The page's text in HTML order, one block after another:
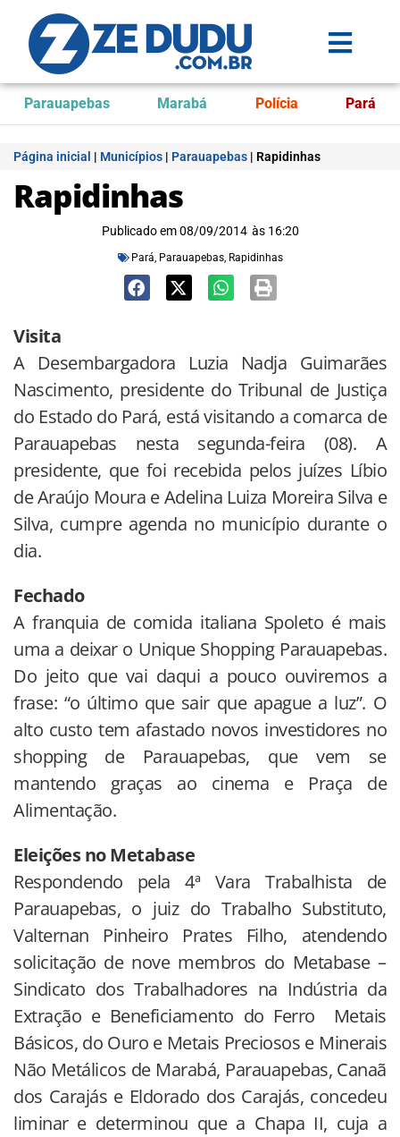
Parauapebas Marabá Polícia Pará
Página inicial | Municípios | Parauapebas | Rapidinhas
Rapidinhas
Publicado em 08/09/2014 às 16:20
Pará, Parauapebas, Rapidinhas
Visita
A Desembargadora Luzia Nadja Guimarães
Nascimento, presidente do Tribunal de Justiça
do Estado do Pará, está visitando a comarca de
Parauapebas nesta segunda-feira (08). A
presidente, que foi recebida pelos juízes Líbio
de Araújo Moura e Adelina Luiza Moreira Silva e
Silva, cumpre agenda no município durante o
dia.
Fechado
A franquia de comida italiana Spoleto é mais
uma a deixar o Unique Shopping Parauapebas.
Do jeito que vai daqui a pouco ouviremos a
frase: “o último que sair que apague a luz”. O
alto custo tem afastado novos investidores no
shopping de Parauapebas, que vem se
mantendo graças ao cinema e Praça de
Alimentação.
Eleições no Metabase
Respondendo pela 4ª Vara Trabalhista de
Parauapebas, o juiz do Trabalho Substituto,
Valternan Pinheiro Prates Filho, atendendo
solicitação de nove membros do Metabase –
Sindicato dos Trabalhadores na Indústria da
Extração e Beneficiamento do Ferro Metais
Básicos, do Ouro e Metais Preciosos e Minerais
Não Metálicos de Marabá, Parauapebas, Canaã
dos Carajás e Eldorado dos Carajás, concedeu
liminar e determinou que a Chapa II, cuja a